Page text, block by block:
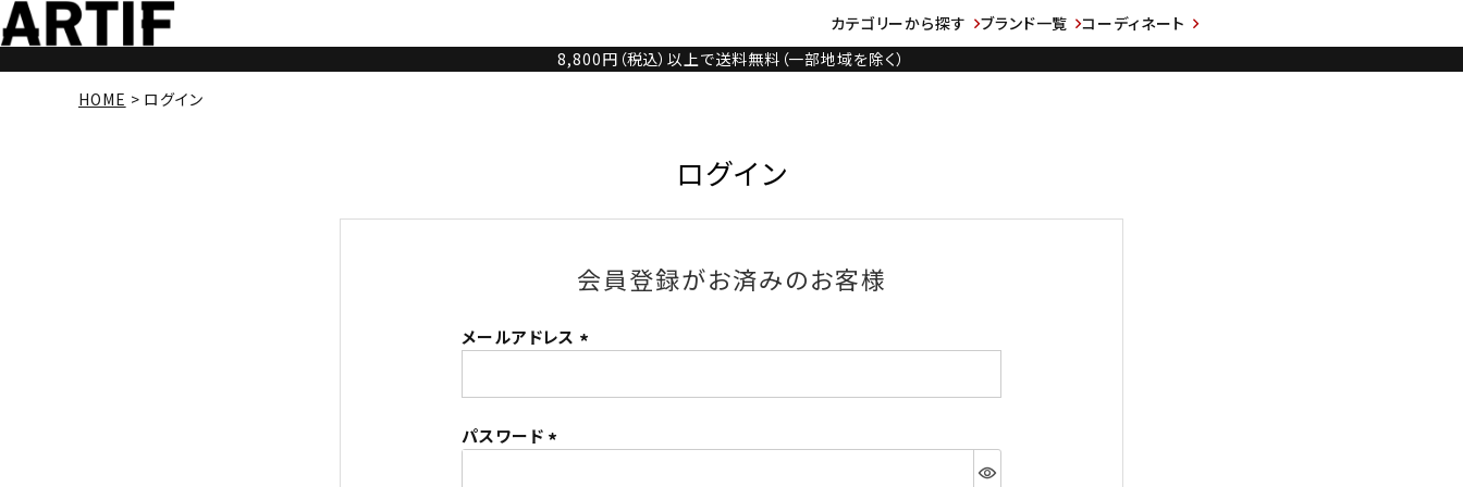
カテゴリーから探す ブランド一覧
コーディネート
8,800円（税込）以上で送料無料（一部地域を除く）
HOME
ログイン
ログイン
会員登録がお済みのお客様
メールアドレス
須)
パスワード